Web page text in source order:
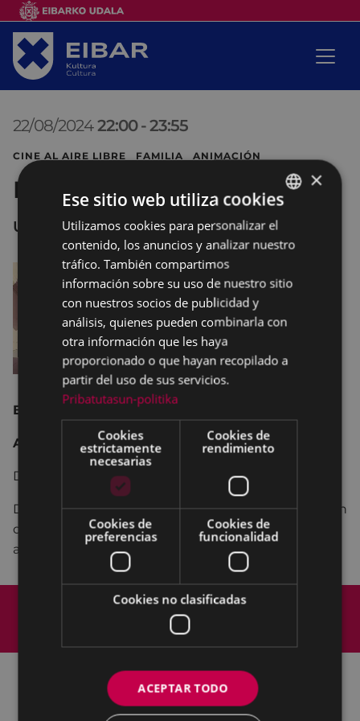
22/08/2024 22:00 -23:55
CINE AL AIRE LIBRE FAMILIA ANIMACIÓN
Robot Dreams
UNTZAGA
España 2023 102 min.
Animación.
Dirección: Pablo Berger
Dog es un perro solitario que vive en Manhattan. Un
día decide construirse un robot, para que sea su
amigo.
Mapa del Sitio
Aviso legal
Política de cookies
BASQUE
SPANISH
×
Ese sitio web utiliza cookies
Utilizamos cookies para personalizar el
contenido, los anuncios y analizar nuestro
tráfico. También compartimos
información sobre su uso de nuestro sitio
con nuestros socios de publicidad y
análisis, quienes pueden combinarla con
otra información que les haya
proporcionado o que hayan recopilado a
partir del uso de sus servicios.
Pribatutasun-politika
Cookies
estrictamente
necesarias
Cookies de
rendimiento
Cookies de
preferencias
Cookies de
funcionalidad
Cookies no clasificadas
ACEPTAR TODO